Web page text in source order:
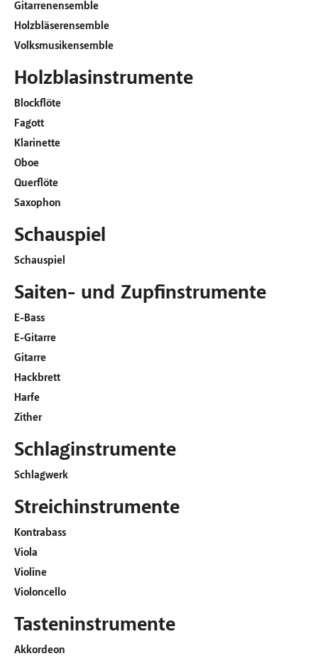
Gitarrenensemble
Holzbläserensemble
Volksmusikensemble
Holzblasinstrumente
Blockflöte
Fagott
Klarinette
Oboe
Querflöte
Saxophon
Schauspiel
Schauspiel
Saiten- und Zupfinstrumente
E-Bass
E-Gitarre
Gitarre
Hackbrett
Harfe
Zither
Schlaginstrumente
Schlagwerk
Streichinstrumente
Kontrabass
Viola
Violine
Violoncello
Tasteninstrumente
Akkordeon